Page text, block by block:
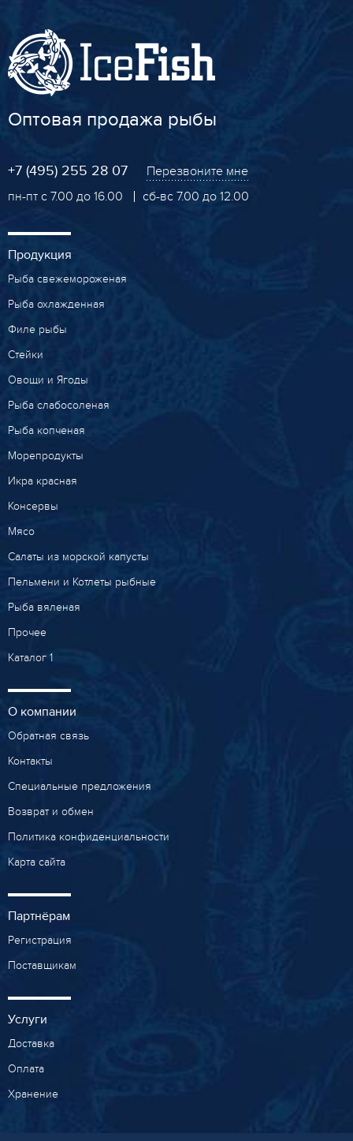
Оптовая продажа рыбы
+7 (495) 255 28 07
Перезвоните мне
пн-пт с 7.00 до 16.00
сб-вс 7.00 до 12.00
Продукция
Рыба свежемороженая
Рыба охлажденная
Филе рыбы
Стейки
Овощи и Ягоды
Рыба слабосоленая
Рыба копченая
Морепродукты
Икра красная
Консервы
Мясо
Салаты из морской капусты
Пельмени и Котлеты рыбные
Рыба вяленая
Прочее
Каталог 1
О компании
Обратная связь
Контакты
Специальные предложения
Возврат и обмен
Политика конфиденциальности
Карта сайта
Партнёрам
Регистрация
Поставщикам
Услуги
Доставка
Оплата
Хранение